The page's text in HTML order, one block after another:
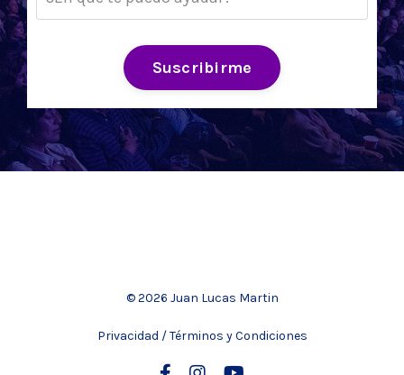
Suscribirme
© 2026 Juan Lucas Martin
Privacidad / Términos y Condiciones